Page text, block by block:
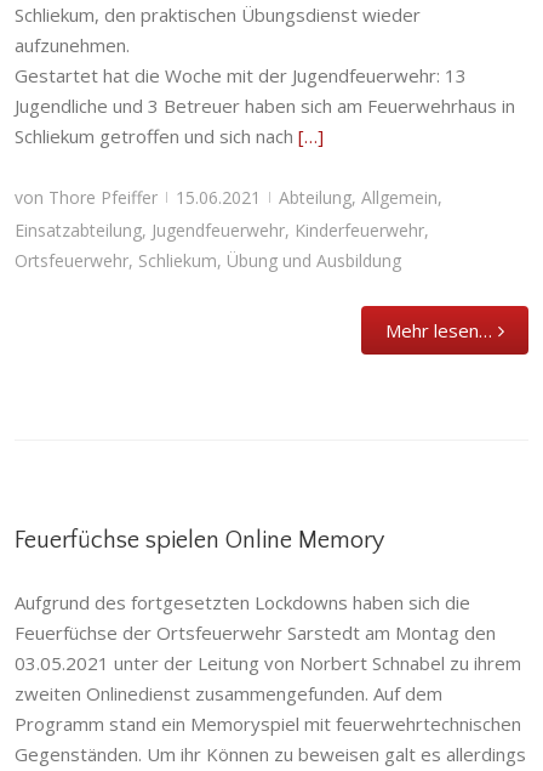
Schliekum, den praktischen Übungsdienst wieder
aufzunehmen.
Gestartet hat die Woche mit der Jugendfeuerwehr: 13
Jugendliche und 3 Betreuer haben sich am Feuerwehrhaus in
Schliekum getroffen und sich nach […]
von Thore Pfeiffer | 15.06.2021 | Abteilung, Allgemein,
Einsatzabteilung, Jugendfeuerwehr, Kinderfeuerwehr,
Ortsfeuerwehr, Schliekum, Übung und Ausbildung
Mehr lesen…
Kinderfeuerwehr ,Sarstedt,Übung und Ausbildung
Feuerfüchse spielen Online Memory
Aufgrund des fortgesetzten Lockdowns haben sich die
Feuerfüchse der Ortsfeuerwehr Sarstedt am Montag den
03.05.2021 unter der Leitung von Norbert Schnabel zu ihrem
zweiten Onlinedienst zusammengefunden. Auf dem
Programm stand ein Memoryspiel mit feuerwehrtechnischen
Gegenständen. Um ihr Können zu beweisen galt es allerdings